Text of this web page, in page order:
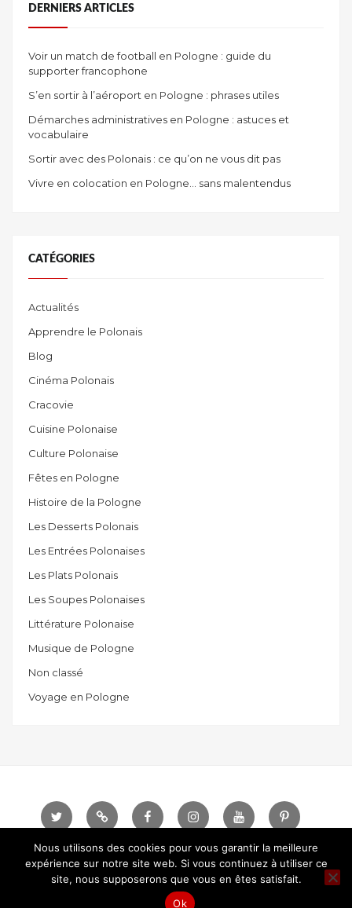
DERNIERS ARTICLES
Voir un match de football en Pologne : guide du
supporter francophone
S’en sortir à l’aéroport en Pologne : phrases utiles
Démarches administratives en Pologne : astuces et
vocabulaire
Sortir avec des Polonais : ce qu’on ne vous dit pas
Vivre en colocation en Pologne… sans malentendus
CATÉGORIES
Actualités
Apprendre le Polonais
Blog
Cinéma Polonais
Cracovie
Cuisine Polonaise
Culture Polonaise
Fêtes en Pologne
Histoire de la Pologne
Les Desserts Polonais
Les Entrées Polonaises
Les Plats Polonais
Les Soupes Polonaises
Littérature Polonaise
Musique de Pologne
Non classé
Voyage en Pologne
Twitter Telegram FacebookinstagramYoutube Pinterest
Sauce Polonaise © Tous droits réservés.Designed
by DashThemes
Nous utilisons des cookies pour vous garantir la meilleure
expérience sur notre site web. Si vous continuez à utiliser ce
site, nous supposerons que vous en êtes satisfait.
Ok